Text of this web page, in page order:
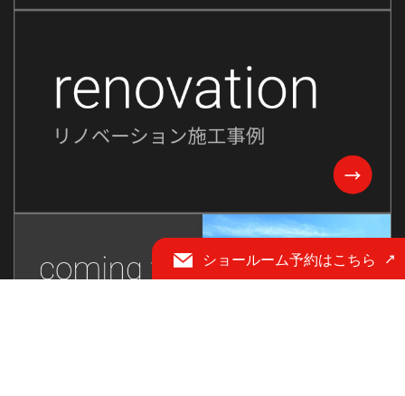
2023年7月
2022年8月
2022年6月
ショールーム予約はこちら